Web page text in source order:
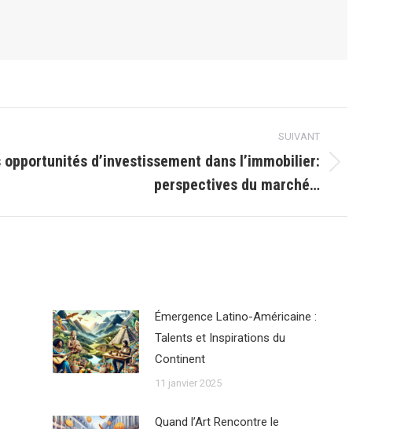
SUIVANT
opportunités d’investissement dans l’immobilier:
perspectives du marché…
Émergence Latino-Américaine :
Talents et Inspirations du
Continent
11 janvier 2025
Quand l’Art Rencontre le